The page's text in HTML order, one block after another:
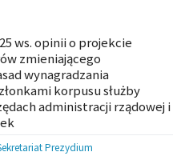
ws. opinii o projekcie
zmieniającego
wynagradzania
korpusu służby
administracji rządowej i
Prezydium